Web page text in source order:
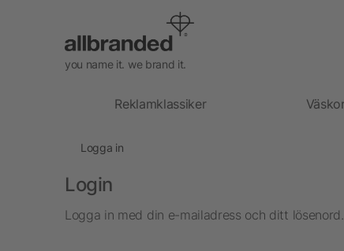
you name it. we brand it.
Reklamklassiker
Logga in
Login
Logga in med din e-mailadress och ditt